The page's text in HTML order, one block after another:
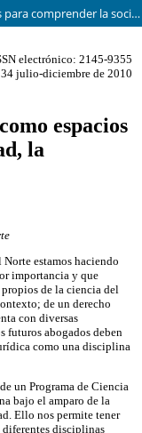
Los programas de derecho como espacios para comprender la sociedad, la economía y la política